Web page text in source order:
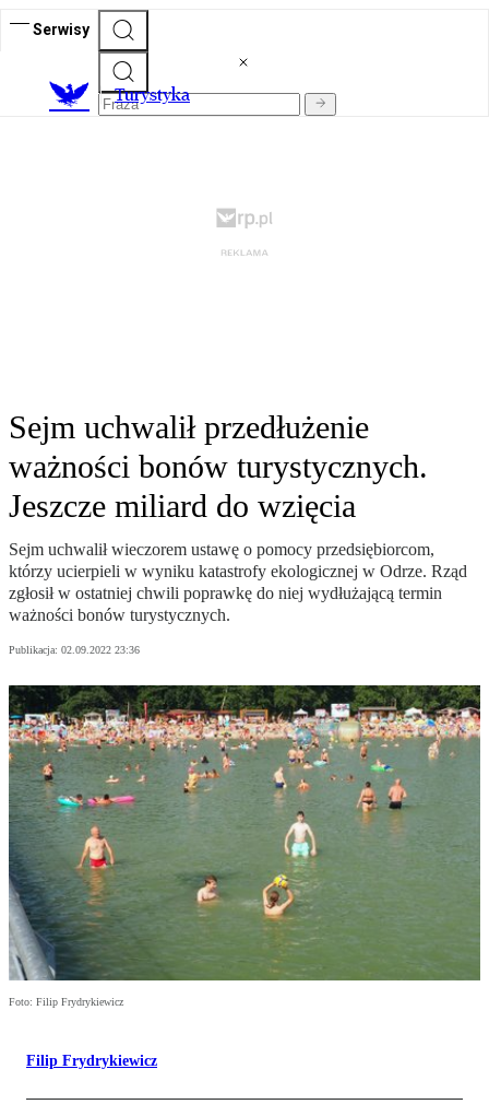
Serwisy
Turystyka
Sejm uchwalił przedłużenie
ważności bonów turystycznych.
Jeszcze miliard do wzięcia
Sejm uchwalił wieczorem ustawę o pomocy przedsiębiorcom,
którzy ucierpieli w wyniku katastrofy ekologicznej w Odrze. Rząd
zgłosił w ostatniej chwili poprawkę do niej wydłużającą termin
ważności bonów turystycznych.
Publikacja: 02.09.2022 23:36
Foto: Filip Frydrykiewicz
Filip Frydrykiewicz